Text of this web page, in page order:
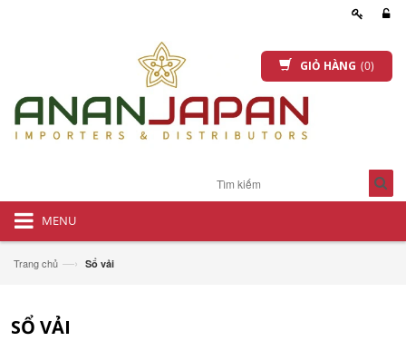
GIỎ HÀNG (0)
MENU
Trang chủ —› Sổ vải
SỔ VẢI